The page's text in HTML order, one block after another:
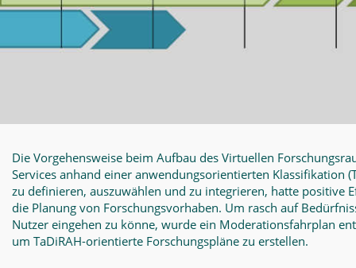
Die Vorgehensweise beim Aufbau des Virtuellen
Services anhand einer anwendungsorientierten Klassifikation
zu definieren, auszuwählen und zu integrieren, hatte positive
die Planung von Forschungsvorhaben. Um rasch auf
Nutzer eingehen zu könne, wurde ein Moderationsfahrplan
um TaDiRAH-orientierte Forschungspläne zu erstellen.